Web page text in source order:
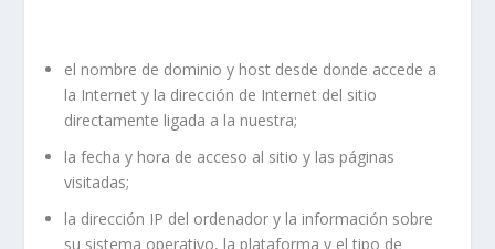
el nombre de dominio y host desde donde accede a
la Internet y la dirección de Internet del sitio
directamente ligada a la nuestra;
la fecha y hora de acceso al sitio y las páginas
visitadas;
la dirección IP del ordenador y la información sobre
su sistema operativo, la plataforma y el tipo de